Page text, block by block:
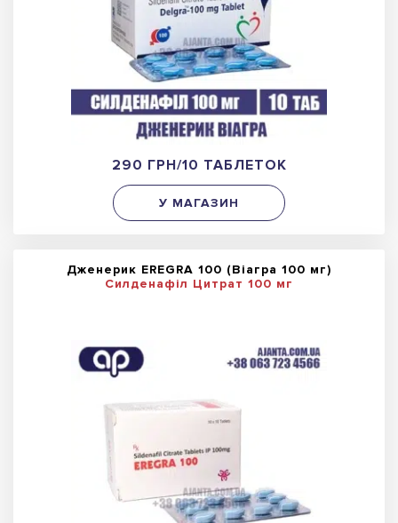
290 ГРН/10 ТАБЛЕТОК
У МАГАЗИН
Дженерик EREGRA 100 (Віагра 100 мг)
Силденафіл Цитрат 100 мг